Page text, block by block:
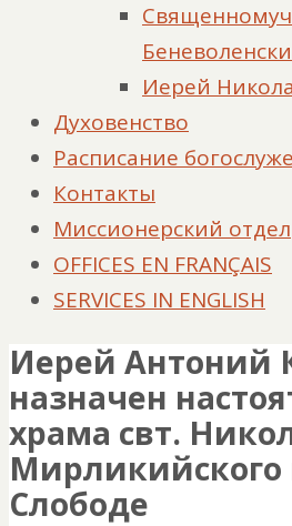
Иерей
Духовенство
Расписание
Контакты
Миссионерский отдел
OFFICES EN FRANÇAIS
SERVICES IN ENGLISH
Иерей Антоний
назначен
храма свт.
Мирликийского
Слободе